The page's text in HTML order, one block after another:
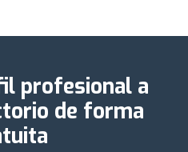
profesional a
de forma